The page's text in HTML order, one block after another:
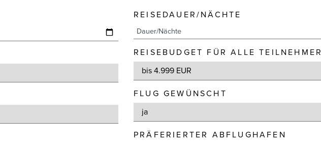
REISEDAUER/NÄCHTE
REISEBUDGET FÜR ALLE TEILNEHMER
FLUG GEWÜNSCHT
PRÄFERIERTER ABFLUGHAFEN